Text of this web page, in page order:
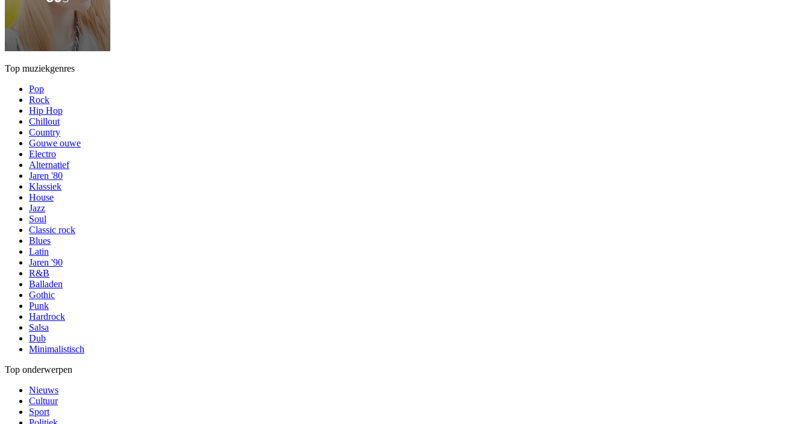
Top muziekgenres
Pop
Rock
Hip Hop
Chillout
Country
Gouwe ouwe
Electro
Alternatief
Jaren '80
Klassiek
House
Jazz
Soul
Classic rock
Blues
Latin
Jaren '90
R&B
Balladen
Gothic
Punk
Hardrock
Salsa
Dub
Minimalistisch
Top onderwerpen
Nieuws
Cultuur
Sport